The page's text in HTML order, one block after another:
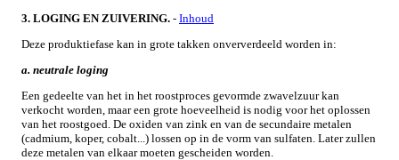
3. LOGING EN ZUIVERING. - Inhoud
Deze produktiefase kan in grote takken onververdeeld worden in:
a. neutrale loging
Een gedeelte van het in het roostproces gevormde zwavelzuur kan
verkocht worden, maar een grote hoeveelheid is nodig voor het oplossen
van het roostgoed. De oxiden van zink en van de secundaire metalen
(cadmium, koper, cobalt...) lossen op in de vorm van sulfaten. Later zullen
deze metalen van elkaar moeten gescheiden worden.